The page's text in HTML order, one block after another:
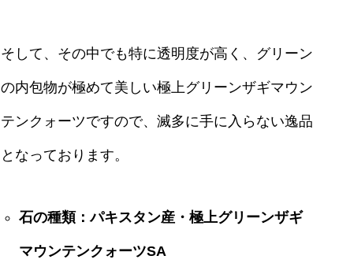
そして、その中でも特に透明度が高く、グリーン
の内包物が極めて美しい極上グリーンザギマウン
テンクォーツですので、滅多に手に入らない逸品
となっております。
石の種類：パキスタン産・極上グリーンザギ
マウンテンクォーツSA